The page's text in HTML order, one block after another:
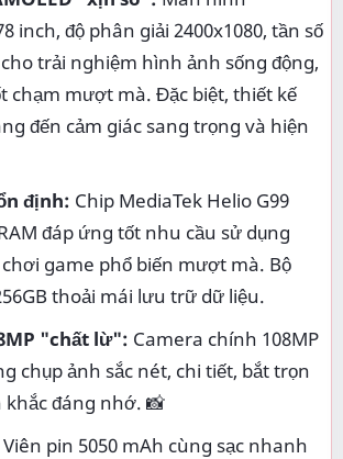
inch, độ phân giải 2400x1080, tần số
trải nghiệm hình ảnh sống động,
chạm mượt mà. Đặc biệt, thiết kế
đến cảm giác sang trọng và hiện
định: Chip MediaTek Helio G99
đáp ứng tốt nhu cầu sử dụng
game phổ biến mượt mà. Bộ
thoải mái lưu trữ dữ liệu.
"chất lừ": Camera chính 108MP
chụp ảnh sắc nét, chi tiết, bắt trọn
đáng nhớ. 📸
Viên pin 5050 mAh cùng sạc nhanh